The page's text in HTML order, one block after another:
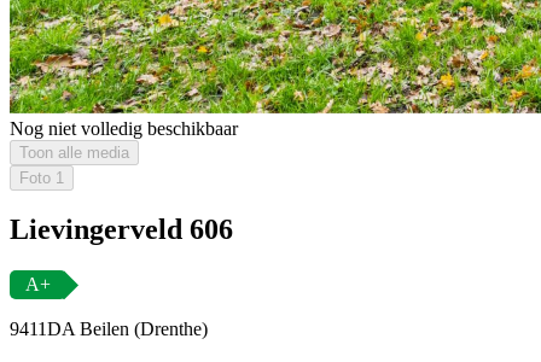
Nog niet volledig beschikbaar
Toon alle media
Foto 1
Lievingerveld 606
A+
9411DA Beilen (Drenthe)